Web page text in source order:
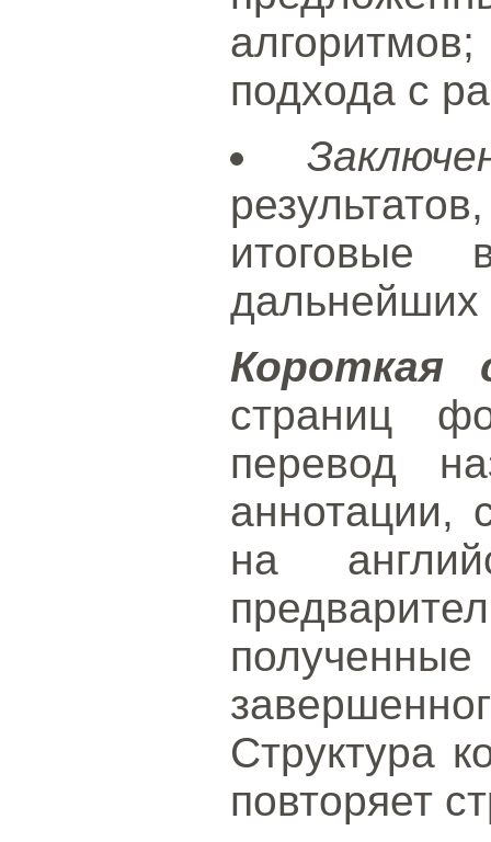
подхода с
итоговые
дальнейших
Короткая
страниц
перевод
аннотации,
на
Структура
повторяет